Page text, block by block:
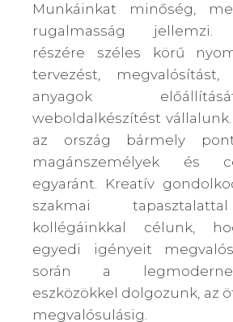
Munkáinkat minőség,
rugalmasság jellemzi.
részére széles körű
tervezést,
anyagok
weboldalkészítést
az ország bármely
magánszemélyek és
egyaránt. Kreatív
szakmai
kollégáinkkal célunk,
egyedi igényeit
során a
eszközökkel dolgozunk, az
megvalósulásig.